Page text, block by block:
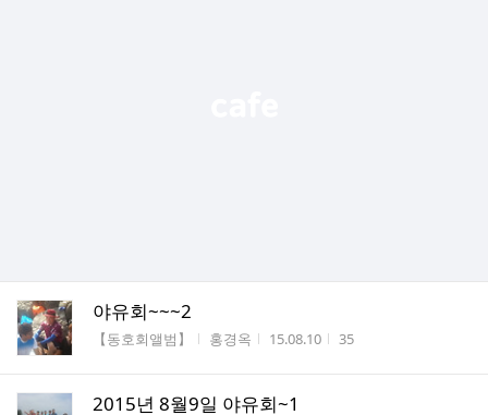
야유회~~~2
게시판명
【동호회앨범】 작성자
홍경옥 작성시간
15.08.10 조회수
35
2015년 8월9일 야유회~1